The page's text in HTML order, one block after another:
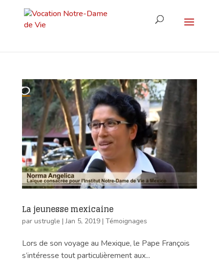
La jeunesse mexicaine
par ustrugle |Jan 5, 2019| Témoignages
Lors de son voyage au Mexique, le Pape François
s’intéresse tout particulièrement aux...